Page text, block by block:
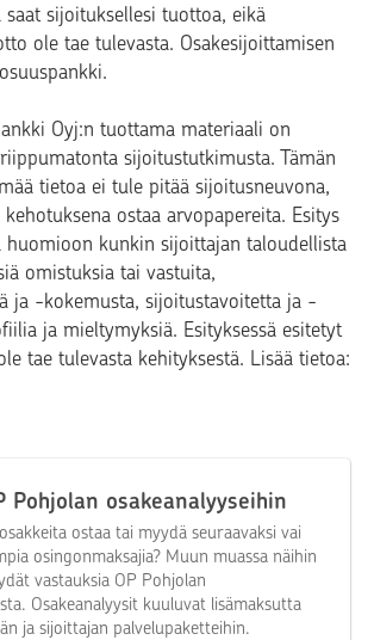
saat sijoituksellesi tuottoa, eikä
ole tae tulevasta. Osakesijoittamisen
Oyj:n tuottama materiaali on
sijoitustutkimusta. Tämän
tietoa ei tule pitää sijoitusneuvona,
ostaa arvopapereita. Esitys
huomioon kunkin sijoittajan taloudellista
omistuksia tai vastuita,
ja -kokemusta, sijoitustavoitetta ja -
ja mieltymyksiä. Esityksessä esitetyt
tae tulevasta kehityksestä. Lisää tietoa:
Pohjolan osakeanalyyseihin
ostaa tai myydä seuraavaksi vai
osingonmaksajia? Muun muassa näihin
vastauksia OP Pohjolan
Osakeanalyysit kuuluvat lisämaksutta
ja sijoittajan palvelupaketteihin.